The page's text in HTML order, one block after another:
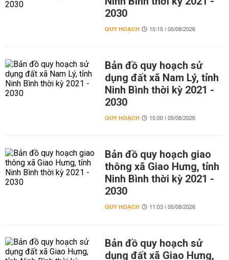
2030
QUY HOẠCH 15:15 | 05/08/2026
Bản đồ quy hoạch sử
dụng đất xã Nam Lý, tỉnh
Ninh Bình thời kỳ 2021 -
2030
QUY HOẠCH 15:00 | 05/08/2026
Bản đồ quy hoạch giao
thông xã Giao Hưng, tỉnh
Ninh Bình thời kỳ 2021 -
2030
QUY HOẠCH 11:03 | 05/08/2026
Bản đồ quy hoạch sử
dụng đất xã Giao Hưng,